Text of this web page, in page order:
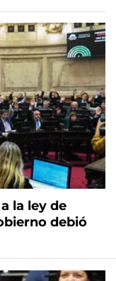
la ley de
debió